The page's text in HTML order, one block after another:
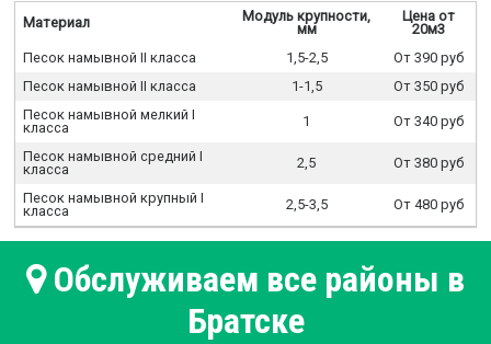
Материал
Модуль крупности,
мм
Цена от
20м3
Песок намывной II класса
1,5-2,5
От 390 руб
Песок намывной II класса
1-1,5
От 350 руб
Песок намывной мелкий I
класса
1 От 340 руб
Песок намывной средний I
класса
2,5 От 380 руб
Песок намывной крупный I
класса
2,5-3,5 От 480 руб
Обслуживаем все районы в
Братске